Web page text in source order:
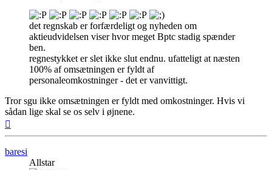
det regnskab er forfærdeligt og nyheden om
aktieudvidelsen viser hvor meget Bptc stadig spænder
ben.
regnestykket er slet ikke slut endnu. ufatteligt at næsten
100% af omsætningen er fyldt af
personaleomkostninger - det er vanvittigt.
Tror sgu ikke omsætningen er fyldt med omkostninger. Hvis vi
sådan lige skal se os selv i øjnene.
baresi
Allstar